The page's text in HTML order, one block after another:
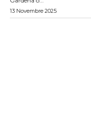
13 Novembre 2025